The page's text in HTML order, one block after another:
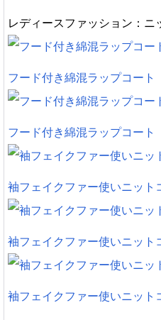
レディースファッション：ニ
フード付き綿混ラップコート
フード付き綿混ラップコート
袖フェイクファー使いニット
袖フェイクファー使いニット
袖フェイクファー使いニット